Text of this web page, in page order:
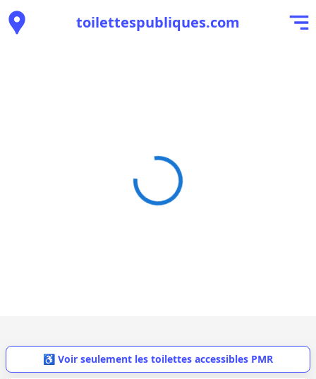
toilettespubliques.com
♿ Voir seulement les toilettes accessibles PMR